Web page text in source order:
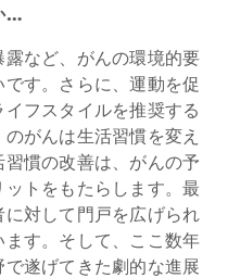
…
など、がんの環境的要
す。さらに、運動を促
フスタイルを推奨する
がんは生活習慣を変え
慣の改善は、がんの予
トをもたらします。最
対して門戸を広げられ
す。そして、ここ数年
遂げてきた劇的な進展